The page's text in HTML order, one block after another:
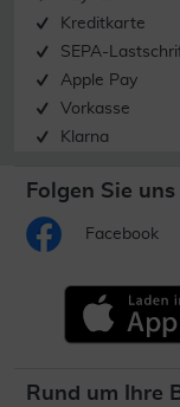
Kreditkarte
SEPA-
Apple Pay
Vorkasse
Klarna
Folgen Sie
Facebook
Rund um Ihre